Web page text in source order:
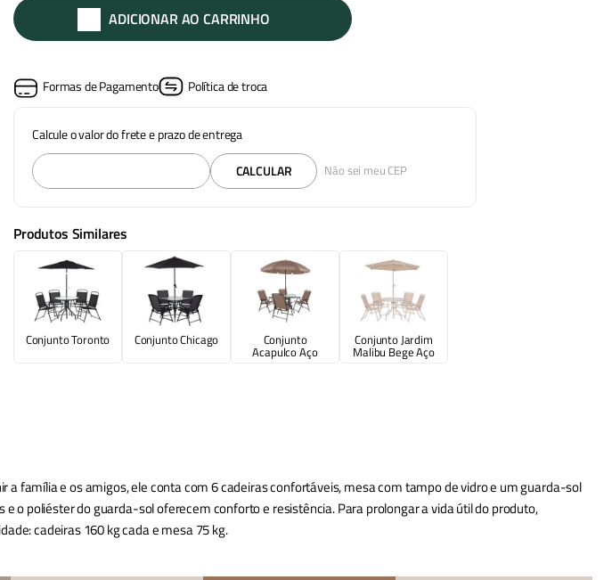
ADICIONAR AO CARRINHO
Formas de Pagamento Política de troca
Calcule o valor do frete e prazo de entrega
Não sei meu CEP
CALCULAR
Produtos Similares
Conjunto Toronto Conjunto Chicago Conjunto
Acapulco Aço
Conjunto Jardim
Malibu Bege Aço
família e os amigos, ele conta com 6 cadeiras confortáveis, mesa com tampo de vidro e um guarda-sol
o poliéster do guarda-sol oferecem conforto e resistência. Para prolongar a vida útil do produto,
cadeiras 160 kg cada e mesa 75 kg.